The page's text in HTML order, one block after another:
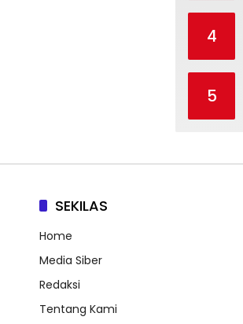
4
5
SEKILAS
Home
Media Siber
Redaksi
Tentang Kami